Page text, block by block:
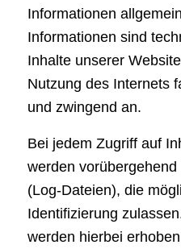
Informationen
Informationen sind
Inhalte unserer
Nutzung des Internets
und zwingend an.
Bei jedem Zugriff auf
werden
(Log-Dateien), die
Identifizierung
werden hierbei